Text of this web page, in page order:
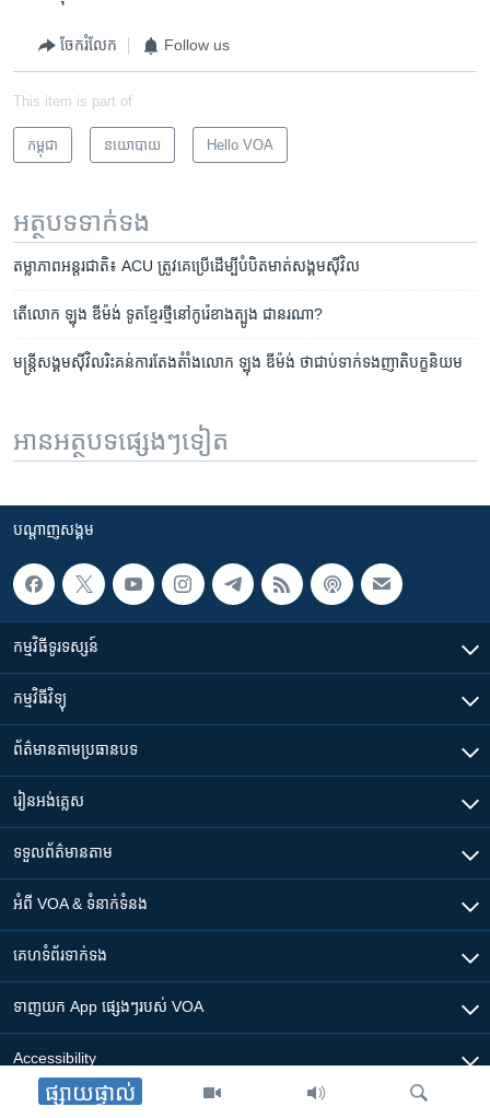
ផ្សាយផ្ទាល់
ចែករំលែក Follow us
This item is part of
កម្ពុជា នយោបាយ Hello VOA
អត្ថបទ​ទាក់ទង
តម្លាភាព​អន្តរជាតិ៖ ACU ​ត្រូវ​គេ​ប្រើ​ដើម្បី​បំបិត​មាត់​សង្គម​ស៊ីវិល
តើ​លោក ឡុង ឌីម៉ង់ ទូត​ខ្មែរ​ថ្មី​នៅ​កូរ៉េ​ខាង​ត្បូង​ ជា​នរណា?
មន្ត្រី​សង្គម​ស៊ីវិល​រិះគន់​ការ​តែងតំាំង​លោក​ ឡុង ឌីម៉ង់​ ថា​ជាប់​ទាក់ទង​ញាតិបក្ខនិយម
អានអត្ថបទផ្សេងៗទៀត
បណ្តាញ​សង្គម
កម្មវិធី​ទូរទស្សន៍
កម្មវិធី​វិទ្យុ
ព័ត៌មាន​តាមប្រធានបទ​
រៀន​​អង់គ្លេស
ទទួល​ព័ត៌មាន​តាម
អំពី​ VOA & ទំនាក់ទំនង
គេហទំព័រ​​ទាក់ទង
ទាញយក​ App ផ្សេងៗ​របស់​ VOA
Accessibility